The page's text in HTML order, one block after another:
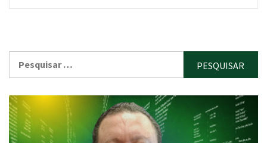
por: